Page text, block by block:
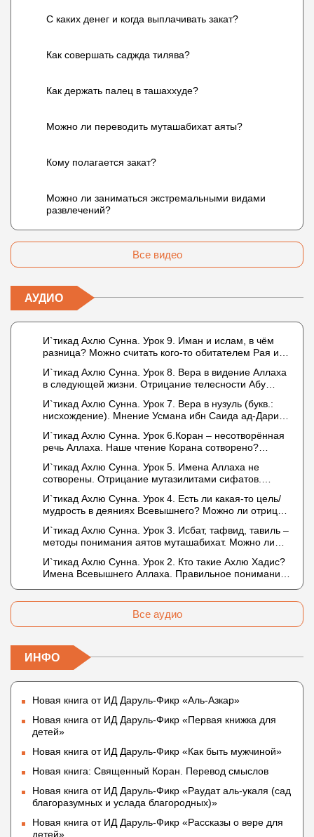
С каких денег и когда выплачивать закат?
Как совершать саджда тилява?
Как держать палец в ташаххуде?
Можно ли переводить муташабихат аяты?
Кому полагается закат?
Можно ли заниматься экстремальными видами
развлечений?
Все видео
АУДИО
И`тикад Ахлю Сунна. Урок 9. Иман и ислам, в чём
разница? Можно считать кого-то обитателем Рая или
И`тикад Ахлю Сунна. Урок 8. Вера в видение Аллаха
в следующей жизни. Отрицание телесности Абу
Усмана ибн Саида ад-Дарими. Иман – это слова,
дела и познание
И`тикад Ахлю Сунна. Урок 7. Вера в нузуль (букв.:
нисхождение). Мнение Усмана ибн Саида ад-Дарими
описывается физическим движением?
И`тикад Ахлю Сунна. Урок 6.Коран – несотворённая
речь Аллаха. Наше чтение Корана сотворено?
И`тикад Ахлю Сунна. Урок 5. Имена Аллаха не
сотворены. Отрицание мутазилитами сифатов.
И`тикад Ахлю Сунна. Урок 4. Есть ли какая-то цель/
мудрость в деяниях Всевышнего? Можно ли отрицать
не пришло в Коране и Сунне? Концепция ибн
Таймийи
И`тикад Ахлю Сунна. Урок 3. Исбат, тафвид, тавиль –
методы понимания аятов муташабихат. Можно ли
Что означает утверждение сифата «биля кейфа»
(без образа)?
И`тикад Ахлю Сунна. Урок 2. Кто такие Ахлю Хадис?
Имена Всевышнего Аллаха. Правильное понимание
Все аудио
ИНФО
Новая книга от ИД Даруль-Фикр «Аль-Азкар»
Новая книга от ИД Даруль-Фикр «Первая книжка для
детей»
Новая книга от ИД Даруль-Фикр «Как быть мужчиной»
Новая книга: Священный Коран. Перевод смыслов
Новая книга от ИД Даруль-Фикр «Раудат аль-укаля (cад
благоразумных и услада благородных)»
Новая книга от ИД Даруль-Фикр «Рассказы о вере для
детей»